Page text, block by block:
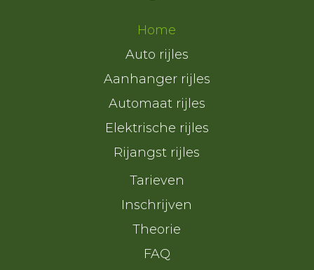
Ik ga de rijlessen
Home
Auto rijles
Aanhanger rijles
Automaat rijles
Elektrische rijles
Rijangst rijles
Tarieven
Inschrijven
Theorie
FAQ